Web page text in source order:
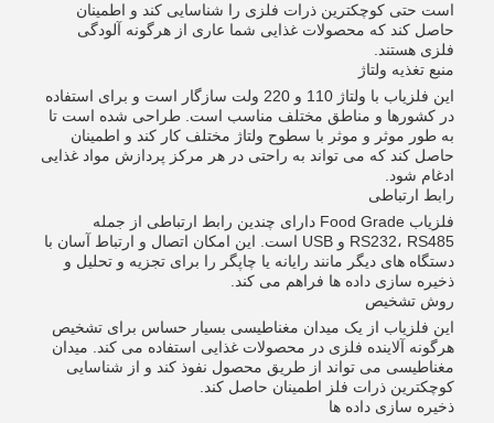
است حتی کوچکترین ذرات فلزی را شناسایی کند و اطمینان
حاصل کند که محصولات غذایی شما عاری از هرگونه آلودگی
فلزی هستند.
منبع تغذیه ولتاژ
این فلزیاب با ولتاژ 110 و 220 ولت سازگار است و برای استفاده
در کشورها و مناطق مختلف مناسب است. طراحی شده است تا
به طور موثر و موثر با سطوح ولتاژ مختلف کار کند و اطمینان
حاصل کند که می تواند به راحتی در هر مرکز پردازش مواد غذایی
ادغام شود.
رابط ارتباطی
فلزیاب Food Grade دارای چندین رابط ارتباطی از جمله
RS232، RS485 و USB است. این امکان اتصال و ارتباط آسان با
دستگاه های دیگر مانند رایانه یا چاپگر را برای تجزیه و تحلیل و
ذخیره سازی داده ها فراهم می کند.
روش تشخیص
این فلزیاب از یک میدان مغناطیسی بسیار حساس برای تشخیص
هرگونه آلاینده فلزی در محصولات غذایی استفاده می کند. میدان
مغناطیسی می تواند از طریق محصول نفوذ کند و از شناسایی
کوچکترین ذرات فلز اطمینان حاصل کند.
ذخیره سازی داده ها